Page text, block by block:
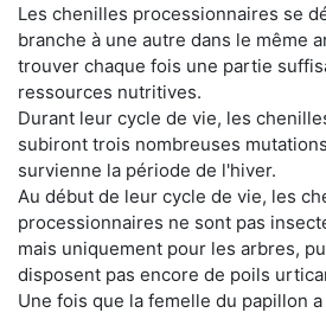
Les chenilles processionnaires se
branche à une autre dans le même
trouver chaque fois une partie
ressources nutritives.
Durant leur cycle de vie, les
subiront trois nombreuses
survienne la période de l'hiver.
Au début de leur cycle de vie, les
processionnaires ne sont pas
mais uniquement pour les arbres,
disposent pas encore de poils
Une fois que la femelle du papillon